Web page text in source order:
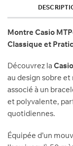
Montre Casio
Classique et
Découvrez la
au design sobre
associé à un
et polyvalente,
quotidiennes.
Équipée d’un